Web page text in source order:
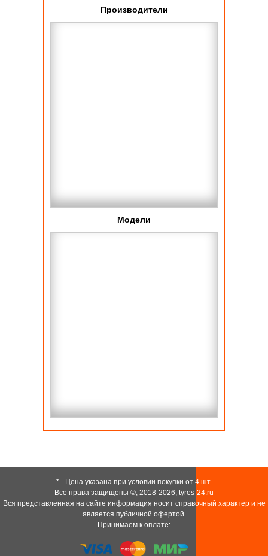
Производители
Модели
* - Цена указана при условии покупки от 4 шт.
Все права защищены ©, 2018-2026, tyres-24.ru
Вся представленная на сайте информация носит справочный характер и не
является публичной офертой.
Принимаем к оплате: